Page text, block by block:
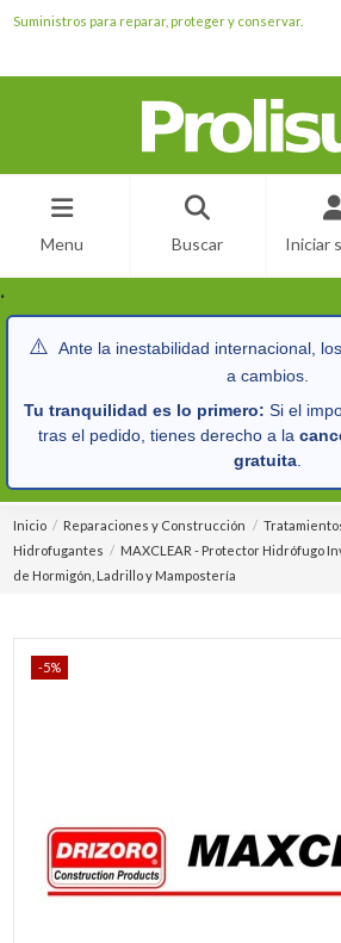
Suministros para reparar, proteger y conservar.
Menu Buscar Iniciar
.
⚠️ Ante la inestabilidad internacional,
a cambios.
Tu tranquilidad es lo primero: Si el
tras el pedido, tienes derecho a la
gratuita.
Inicio Reparaciones y Construcción
Hidrofugantes
MAXCLEAR - Protector Hidrófugo
de Hormigón, Ladrillo y Mampostería
-5%